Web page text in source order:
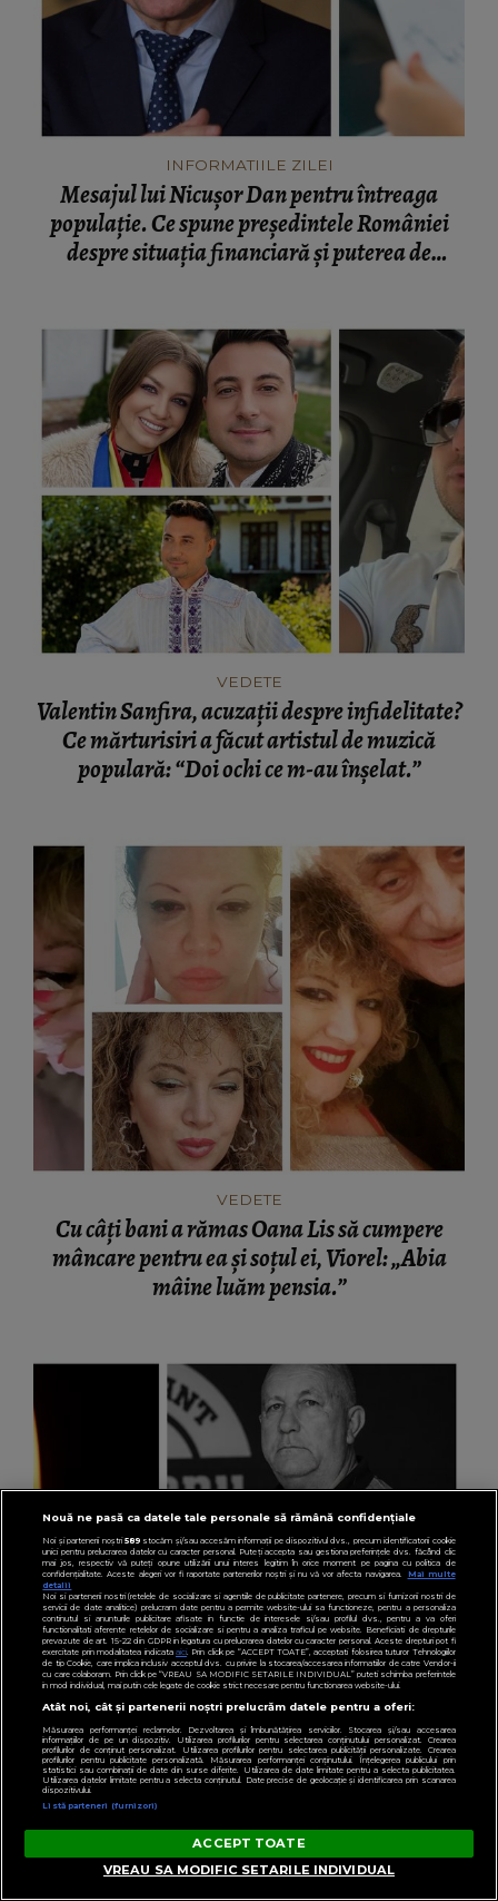
INFORMATIILE ZILEI
Mesajul lui Nicușor Dan pentru întreaga
populație. Ce spune președintele României
despre situația financiară și puterea de
VEDETE
Valentin Sanfira, acuzații despre infidelitate?
Ce mărturisiri a făcut artistul de muzică
populară: “Doi ochi ce m-au înșelat.”
VEDETE
Cu câți bani a rămas Oana Lis să cumpere
mâncare pentru ea și soțul ei, Viorel: „Abia
mâine luăm pensia.”
VEDETE
Viorel Sibiceanu, cel care a inventat celebrii
mici de Dedulești, s-a stins din viață: „Grea
Nouă ne pasă ca datele tale personale să rămână confidențiale
Noi și partenerii noștri589stocăm și/sau accesăm informații pe dispozitivul dvs., precum identificatorii cookie
unici pentru prelucrarea datelor cu caracter personal. Puteți accepta sau gestiona preferințele dvs. făcând clic
mai jos, respectiv vă puteți opune utilizării unui interes legitim în orice moment pe pagina cu politica de
confidențialitate. Aceste alegeri vor fi raportate partenerilor noștri și nu vă vor afecta navigarea.
Mai multe
detalii
Noi si partenerii nostri (retelele de socializare si agentiile de publicitate partenere, precum si furnizorii nostri de
servicii de date analitice) prelucram date pentru a permite website-ului sa functioneze, pentru a personaliza
continutul si anunturile publicitare afisate in functie de interesele si/sau profilul dvs., pentru a va oferi
functionalitati aferente retelelor de socializare si pentru a analiza traficul pe website. Beneficiati de drepturile
prevazute de art. 15-22 din GDPR in legatura cu prelucrarea datelor cu caracter personal. Aceste drepturi pot fi
exercitate prin modalitatea indicataaici. Prin click pe “ACCEPT TOATE”, acceptati folosirea tuturor Tehnologiilor
de tip Cookie, care implica inclusiv acceptul dvs. cu privire la stocarea/accesarea informatiilor de catre Vendor-ii
cu care colaboram. Prin click pe “VREAU SA MODIFIC SETARILE INDIVIDUAL” puteti schimba preferintele
in mod individual, mai putin cele legate de cookie strict necesare pentru functionarea website-ului.
Atât noi, cât și partenerii noștri prelucrăm datele pentru a oferi:
Măsurarea performanței reclamelor. Dezvoltarea și îmbunătățirea serviciilor. Stocarea și/sau accesarea
informațiilor de pe un dispozitiv. Utilizarea profilurilor pentru selectarea conținutului personalizat. Crearea
profilurilor de conținut personalizat. Utilizarea profilurilor pentru selectarea publicității personalizate. Crearea
profilurilor pentru publicitate personalizată. Măsurarea performanței conținutului. Înțelegerea publicului prin
statistici sau combinații de date din surse diferite. Utilizarea de date limitate pentru a selecta publicitatea.
Utilizarea datelor limitate pentru a selecta conținutul. Date precise de geolocație și identificarea prin scanarea
dispozitivului.
Listă parteneri (furnizori)
ACCEPT TOATE
VREAU SA MODIFIC SETARILE INDIVIDUAL